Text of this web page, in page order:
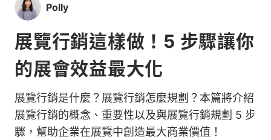
Polly
展覽行銷這樣做！5 步驟讓你
的展會效益最大化
展覽行銷是什麼？展覽行銷怎麼規劃？本篇將介紹
展覽行銷的概念、重要性以及與展覽行銷規劃 5 步
驟，幫助企業在展覽中創造最大商業價值！